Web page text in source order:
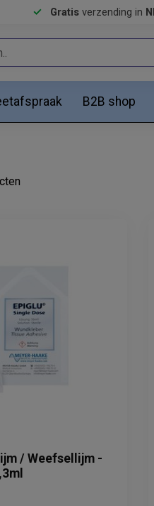
Gratis verzending in
B2B shop
/ Weefsellijm -